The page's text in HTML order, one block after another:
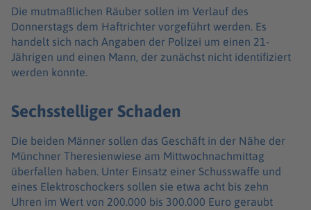
Die mutmaßlichen Räuber sollen im Verlauf des
Donnerstags dem Haftrichter vorgeführt werden. Es
handelt sich nach Angaben der Polizei um einen 21-
Jährigen und einen Mann, der zunächst nicht identifiziert
werden konnte.
Sechsstelliger Schaden
Die beiden Männer sollen das Geschäft in der Nähe der
Münchner Theresienwiese am Mittwochnachmittag
überfallen haben. Unter Einsatz einer Schusswaffe und
eines Elektroschockers sollen sie etwa acht bis zehn
Uhren im Wert von 200.000 bis 300.000 Euro geraubt